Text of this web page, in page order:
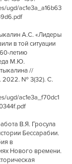
ugd/ac1e3a_a16b63
А.С. «Лидеры
в той ситуации
летию
М.Ю.
//
2022. № 3(32). С.
ugd/ac1e3a_f70dc1
В.Я. Гросула
Бессарабии.
в
Нового времени.